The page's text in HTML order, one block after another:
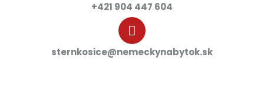
+421 904 447 604
sternkosice@nemeckynabytok.sk